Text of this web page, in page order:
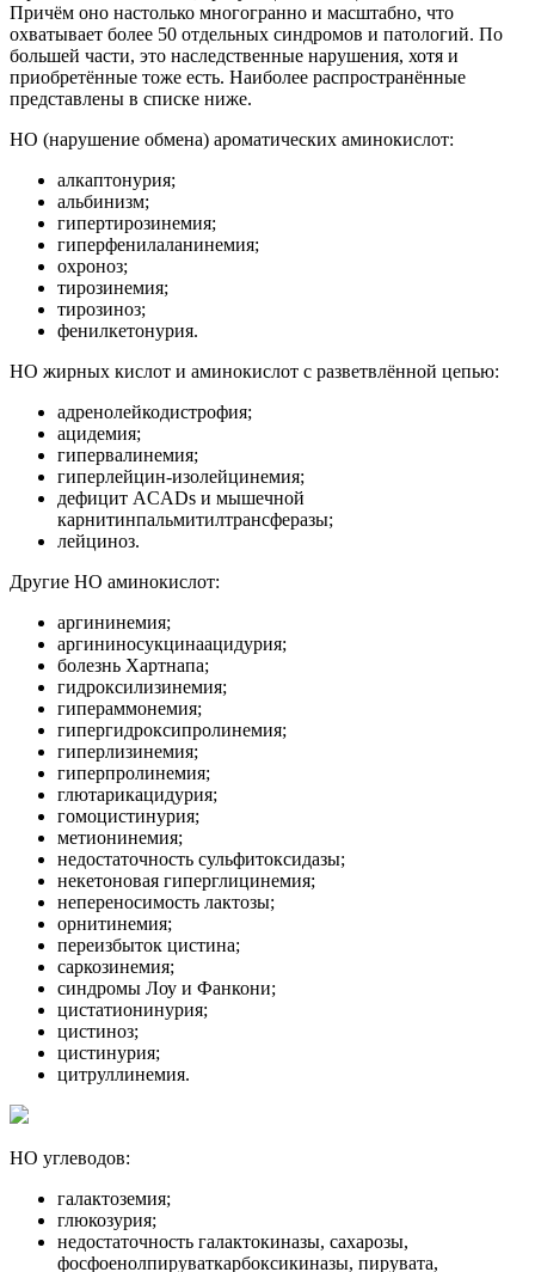
Причём оно настолько многогранно и масштабно, что
охватывает более 50 отдельных синдромов и патологий. По
большей части, это наследственные нарушения, хотя и
приобретённые тоже есть. Наиболее распространённые
представлены в списке ниже.
НО (нарушение обмена) ароматических аминокислот:
алкаптонурия;
альбинизм;
гипертирозинемия;
гиперфенилаланинемия;
охроноз;
тирозинемия;
тирозиноз;
фенилкетонурия.
НО жирных кислот и аминокислот с разветвлённой цепью:
адренолейкодистрофия;
ацидемия;
гипервалинемия;
гиперлейцин-изолейцинемия;
дефицит ACADs и мышечной
карнитинпальмитилтрансферазы;
лейциноз.
Другие НО аминокислот:
аргининемия;
аргининосукцинаацидурия;
болезнь Хартнапа;
гидроксилизинемия;
гипераммонемия;
гипергидроксипролинемия;
гиперлизинемия;
гиперпролинемия;
глютарикацидурия;
гомоцистинурия;
метионинемия;
недостаточность сульфитоксидазы;
некетоновая гиперглицинемия;
непереносимость лактозы;
орнитинемия;
переизбыток цистина;
саркозинемия;
синдромы Лоу и Фанкони;
цистатионинурия;
цистиноз;
цистинурия;
цитруллинемия.
НО углеводов:
галактоземия;
глюкозурия;
недостаточность галактокиназы, сахарозы,
фосфоенолпируваткарбоксикиназы, пирувата,